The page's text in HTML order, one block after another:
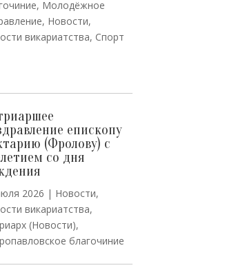
, Молодёжное
, Новости,
викариатства, Спорт
епископу
(Фролову) с
со дня
2026 | Новости,
викариатства,
(Новости),
благочиние